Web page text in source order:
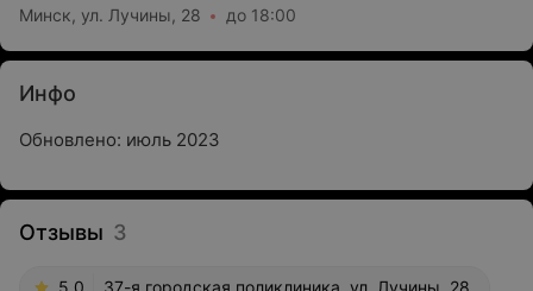
Минск, ул. Лучины, 28 до 18:00
Инфо
Обновлено: июль 2023
Отзывы 3
5.0 37-я городская поликлиника, ул. Лучины, 28